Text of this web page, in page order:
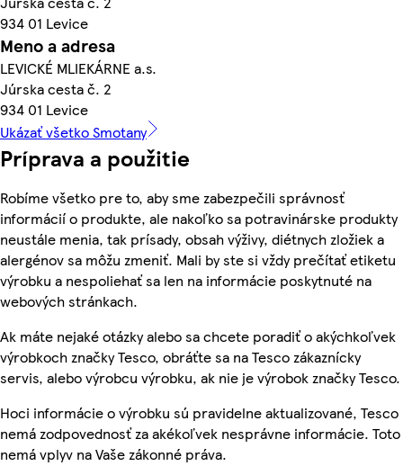
934 01 Levice
Meno a adresa
LEVICKÉ MLIEKÁRNE a.s.
Júrska cesta č. 2
934 01 Levice
Ukázať všetko Smotany
Príprava a použitie
Robíme všetko pre to, aby sme zabezpečili správnosť
informácií o produkte, ale nakoľko sa potravinárske produkty
neustále menia, tak prísady, obsah výživy, diétnych zložiek a
alergénov sa môžu zmeniť. Mali by ste si vždy prečítať etiketu
výrobku a nespoliehať sa len na informácie poskytnuté na
webových stránkach.
Ak máte nejaké otázky alebo sa chcete poradiť o akýchkoľvek
výrobkoch značky Tesco, obráťte sa na Tesco zákaznícky
servis, alebo výrobcu výrobku, ak nie je výrobok značky Tesco.
Hoci informácie o výrobku sú pravidelne aktualizované, Tesco
nemá zodpovednosť za akékoľvek nesprávne informácie. Toto
nemá vplyv na Vaše zákonné práva.